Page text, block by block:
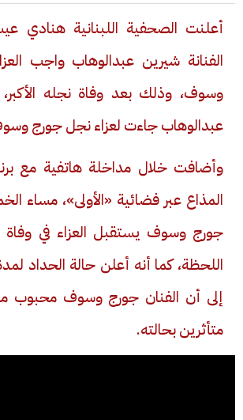
أعلنت الصحفية اللبنانية هنادي
الفنانة شيرين عبدالوهاب واجب
وسوف، وذلك بعد وفاة نجله
عبدالوهاب جاءت لعزاء نجل جورج
وأضافت خلال مداخلة هاتفية مع
المذاع عبر فضائية «الأولى»، مساء
جورج وسوف يستقبل العزاء في
إلى أن الفنان جورج وسوف محبوب
متأثرين بحالته.